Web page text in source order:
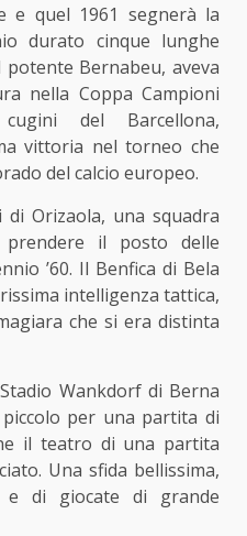
e quel 1961 segnerà la
durato cinque lunghe
Bernabeu, aveva
nella Coppa Campioni
del Barcellona,
vittoria nel torneo che
del calcio europeo.
Orizaola, una squadra
il posto delle
’60. Il Benfica di Bela
intelligenza tattica,
che si era distinta
Wankdorf di Berna
per una partita di
il teatro di una partita
Una sfida bellissima,
di giocate di grande